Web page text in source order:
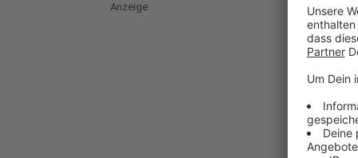
Anzeige